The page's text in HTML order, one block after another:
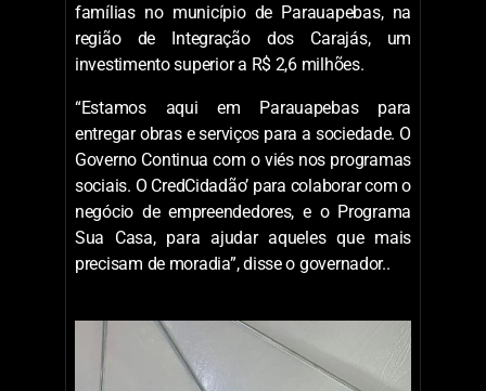
famílias no município de Parauapebas, na
região de Integração dos Carajás, um
investimento superior a R$ 2,6 milhões.
“Estamos aqui em Parauapebas para
entregar obras e serviços para a sociedade. O
Governo Continua com o viés nos programas
sociais. O CredCidadão’ para colaborar com o
negócio de empreendedores, e o Programa
Sua Casa, para ajudar aqueles que mais
precisam de moradia”, disse o governador..